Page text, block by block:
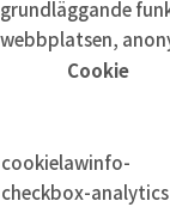
grundläggande
webbplatsen,
Cookie
cookielawinfo-
checkbox-analytics